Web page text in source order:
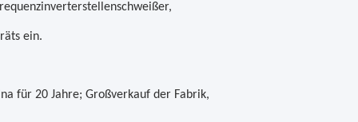
ein.
für 20 Jahre; Großverkauf der Fabrik,